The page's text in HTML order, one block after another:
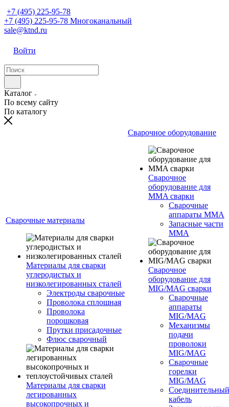
+7 (495) 225-95-78
+7 (495) 225-95-78 Многоканальный
sale@ktnd.ru
Войти
Каталог
По всему сайту
По каталогу
Сварочные материалы
Материалы для сварки
углеродистых и
низколегированных сталей
Электроды сварочные
Проволока сплошная
Проволока
порошковая
Прутки присадочные
Флюс сварочный
Материалы для сварки
легированных
высокопрочных и
Сварочное оборудование
Сварочное
оборудование для
MMA сварки
Сварочные
аппараты MMA
Запасные части
MMA
Сварочное
оборудование для
MIG/MAG сварки
Сварочные
аппараты
MIG/MAG
Механизмы
подачи
проволоки
MIG/MAG
Сварочные
горелки
MIG/MAG
Соединительный
кабель